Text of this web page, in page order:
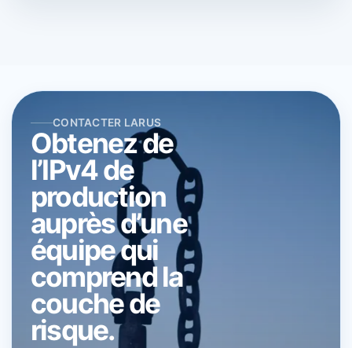
CONTACTER LARUS
Obtenez de
l’IPv4 de
production
auprès d’une
équipe qui
comprend la
couche de
risque.